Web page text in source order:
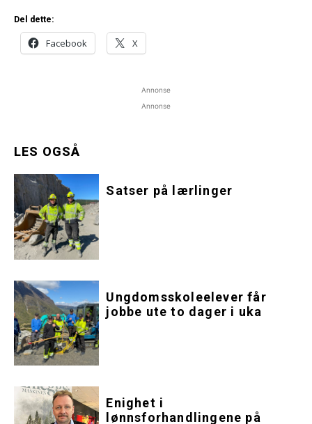
Del dette:
Facebook X
Annonse
Annonse
LES OGSÅ
Satser på lærlinger
Ungdomsskoleelever får
jobbe ute to dager i uka
Enighet i
lønnsforhandlingene på